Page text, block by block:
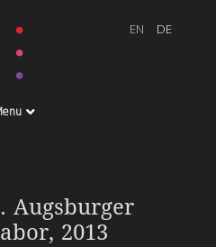
Augsburger
2013